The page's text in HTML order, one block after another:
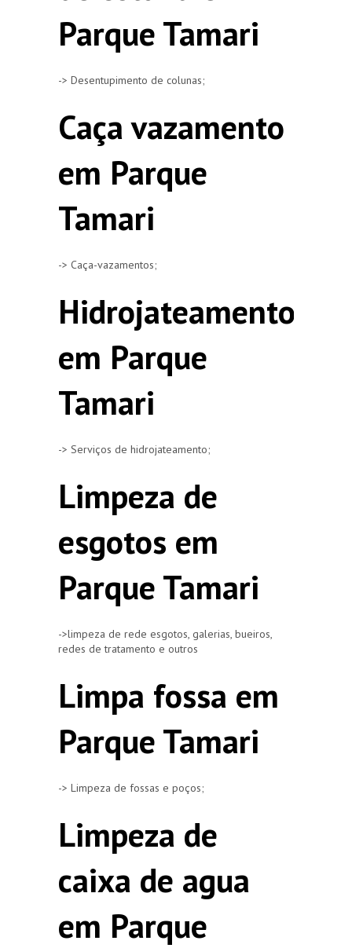
Parque Tamari
-> Desentupimento de colunas;
Caça vazamento
em Parque
Tamari
-> Caça-vazamentos;
Hidrojateamento
em Parque
Tamari
-> Serviços de hidrojateamento;
Limpeza de
esgotos em
Parque Tamari
->limpeza de rede esgotos, galerias, bueiros,
redes de tratamento e outros
Limpa fossa em
Parque Tamari
-> Limpeza de fossas e poços;
Limpeza de
caixa de agua
em Parque